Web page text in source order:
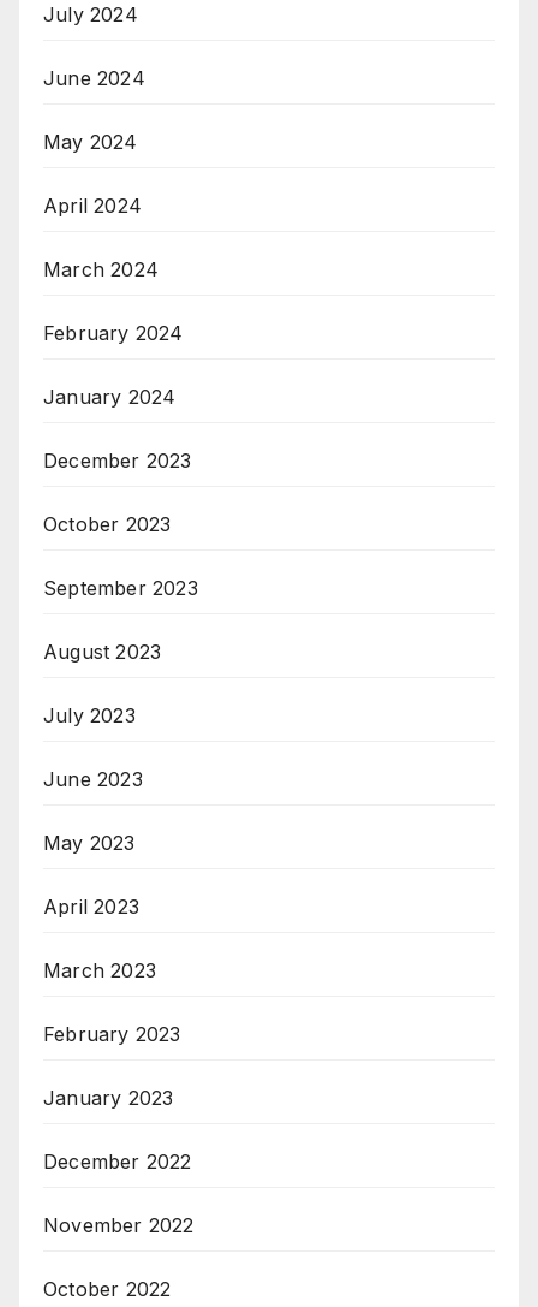
July 2024
June 2024
May 2024
April 2024
March 2024
February 2024
January 2024
December 2023
October 2023
September 2023
August 2023
July 2023
June 2023
May 2023
April 2023
March 2023
February 2023
January 2023
December 2022
November 2022
October 2022